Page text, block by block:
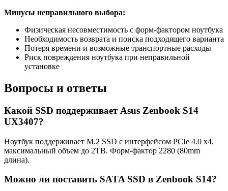
Минусы неправильного выбора:
Физическая несовместимость с форм-фактором ноутбука
Необходимость возврата и поиска подходящего варианта
Потеря времени и возможные транспортные расходы
Риск повреждения ноутбука при неправильной
установке
Вопросы и ответы
Какой SSD поддерживает Asus Zenbook S14
UX3407?
Ноутбук поддерживает M.2 SSD с интерфейсом PCIe 4.0 x4,
максимальный объем до 2TB. Форм-фактор 2280 (80mm
длина).
Можно ли поставить SATA SSD в Zenbook S14?